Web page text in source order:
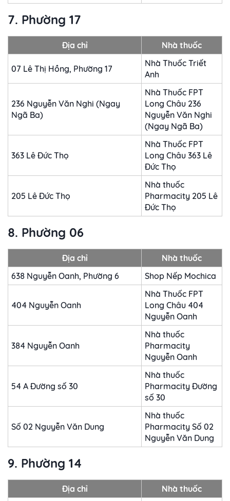
7. Phường 17
Địa chỉ Nhà thuốc
07 Lê Thị Hồng, Phường 17
Nhà Thuốc Triết
Anh
236 Nguyễn Văn Nghi (Ngay
Ngã Ba)
Nhà Thuốc FPT
Long Châu 236
Nguyễn Văn Nghi
(Ngay Ngã Ba)
363 Lê Đức Thọ
Nhà Thuốc FPT
Long Châu 363 Lê
Đức Thọ
205 Lê Đức Thọ
Nhà thuốc
Pharmacity 205 Lê
Đức Thọ
8. Phường 06
Địa chỉ
Nhà thuốc
638 Nguyễn Oanh, Phường 6
Shop Nếp Mochica
404 Nguyễn Oanh
Nhà Thuốc FPT
Long Châu 404
Nguyễn Oanh
384 Nguyễn Oanh
Nhà thuốc
Pharmacity
Nguyễn Oanh
54 A Đường số 30
Nhà thuốc
Pharmacity Đường
số 30
Số 02 Nguyễn Văn Dung
Nhà thuốc
Pharmacity Số 02
Nguyễn Văn Dung
9. Phường 14
Địa chỉ
Nhà thuốc